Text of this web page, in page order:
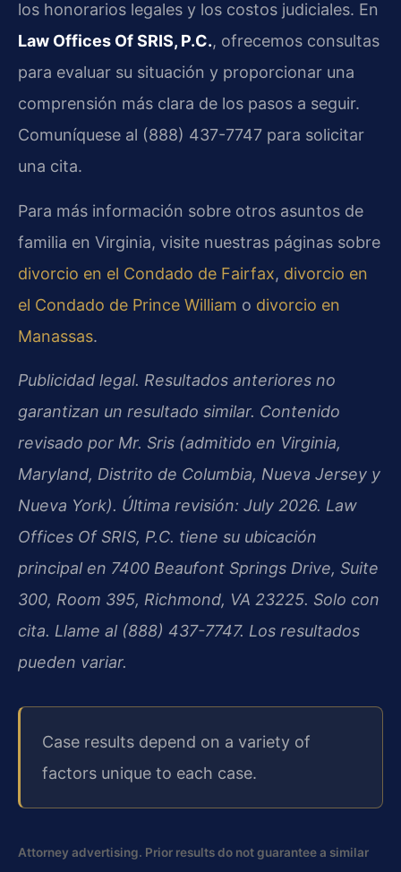
los honorarios legales y los costos judiciales. En
Law Offices Of SRIS, P.C., ofrecemos consultas
para evaluar su situación y proporcionar una
comprensión más clara de los pasos a seguir.
Comuníquese al (888) 437-7747 para solicitar
una cita.
Para más información sobre otros asuntos de
familia en Virginia, visite nuestras páginas sobre
divorcio en el Condado de Fairfax, divorcio en
el Condado de Prince William o divorcio en
Manassas.
Publicidad legal. Resultados anteriores no
garantizan un resultado similar. Contenido
revisado por Mr. Sris (admitido en Virginia,
Maryland, Distrito de Columbia, Nueva Jersey y
Nueva York). Última revisión: July 2026. Law
Offices Of SRIS, P.C. tiene su ubicación
principal en 7400 Beaufont Springs Drive, Suite
300, Room 395, Richmond, VA 23225. Solo con
cita. Llame al (888) 437-7747. Los resultados
pueden variar.
Case results depend on a variety of
factors unique to each case.
Attorney advertising. Prior results do not guarantee a similar